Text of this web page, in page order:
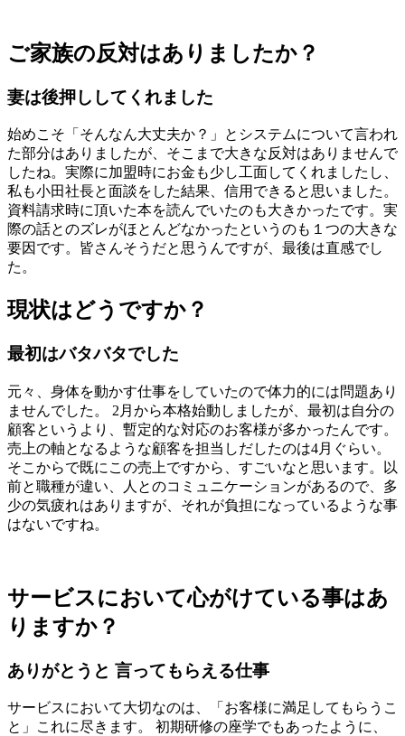
ご家族の反対はありましたか？
妻は後押ししてくれました
始めこそ「そんなん大丈夫か？」とシステムについて言われ
た部分はありましたが、そこまで大きな反対はありませんで
したね。実際に加盟時にお金も少し工面してくれましたし、
私も小田社長と面談をした結果、信用できると思いました。
資料請求時に頂いた本を読んでいたのも大きかったです。実
際の話とのズレがほとんどなかったというのも１つの大きな
要因です。皆さんそうだと思うんですが、最後は直感でし
た。
現状はどうですか？
最初はバタバタでした
元々、身体を動かす仕事をしていたので体力的には問題あり
ませんでした。 2月から本格始動しましたが、最初は自分の
顧客というより、暫定的な対応のお客様が多かったんです。
売上の軸となるような顧客を担当しだしたのは4月ぐらい。
そこからで既にこの売上ですから、すごいなと思います。以
前と職種が違い、人とのコミュニケーションがあるので、多
少の気疲れはありますが、それが負担になっているような事
はないですね。
サービスにおいて心がけている事はあ
りますか？
ありがとうと 言ってもらえる仕事
サービスにおいて大切なのは、「お客様に満足してもらうこ
と」これに尽きます。 初期研修の座学でもあったように、